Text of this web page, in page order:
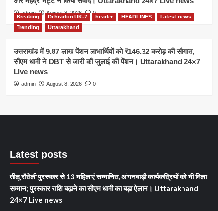
admin August 8, 2026 0
Breaking Dehradun UK-7 header HEADLINES
Latest news
Trending
Uttarakhand
उत्तराखंड में 9.87 लाख पेंशन लाभार्थियों को ₹146.32 करोड़ की सौगात,
सीएम धामी ने DBT से जारी की जुलाई की पेंशन। Uttarakhand 24×7
Live news
admin August 8, 2026 0
Latest posts
तीलू रौतेली पुरस्कार से 13 महिलाएं सम्मानित, आंगनबाड़ी कार्यकत्रियों को भी मिला
सम्मान; पुरस्कार राशि बढ़ाने का सीएम धामी का बड़ा ऐलान। Uttarakhand
24×7 Live news